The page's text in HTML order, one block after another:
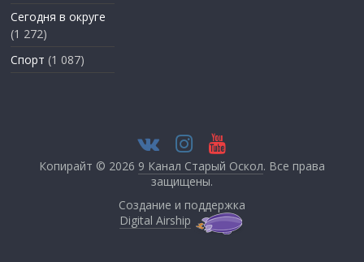
Сегодня в округе
(1 272)
Спорт (1 087)
Копирайт © 2026 9 Канал Старый Оскол. Все права
защищены.
Создание и поддержка
Digital Airship